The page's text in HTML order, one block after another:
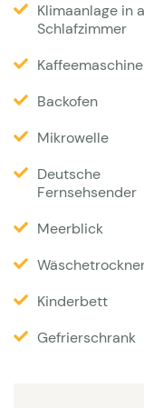
überdachte
aus Teakholz mit
zahlreichen
schöne
Terrasse grenzt
vom Pool von der
einen schönen
eine Kochplatte
Interieur
Klimaanlage in
Schlafzimmer
Kaffeemaschine
Backofen
Mikrowelle
Deutsche
Fernsehsender
Meerblick
Kinderbett
Gefrierschrank